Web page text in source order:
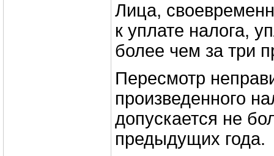
Лица,
к уплате налога,
более чем за три
Пересмотр
произведенного
допускается не
предыдущих года.